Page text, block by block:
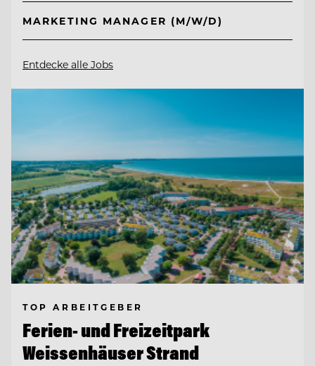
MARKETING MANAGER (M/W/D)
Entdecke alle Jobs
TOP ARBEITGEBER
Ferien- und Freizeitpark
Weissenhäuser Strand